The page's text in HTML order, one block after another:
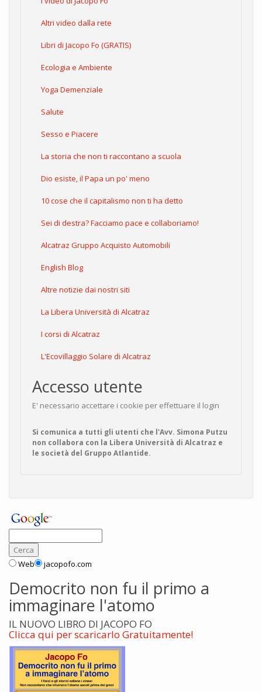
Altri video dalla rete
Libri di Jacopo Fo (GRATIS)
Ecologia e Ambiente
Yoga Demenziale
Salute
Sesso e Piacere
La storia che non ti raccontano a scuola
Dio esiste, il Papa un po' meno
10 cose che il capitalismo non ti ha detto
Sei di destra? Facciamo pace e collaboriamo!
Alcatraz Gruppo Acquisto Automobili
English Blog
Altre notizie dai nostri siti
La Libera Università di Alcatraz
I corsi di Alcatraz
L'Ecovillaggio Solare di Alcatraz
Accesso utente
E' necessario accettare i cookie per effettuare il login
Si comunica a tutti gli utenti che l'Avv. Simona Putzu
non collabora con la Libera Università di Alcatraz e
le società del Gruppo Atlantide.
Web jacopofo.com
Democrito non fu il primo a
immaginare l'atomo
IL NUOVO LIBRO DI JACOPO FO
Clicca qui per scaricarlo Gratuitamente!